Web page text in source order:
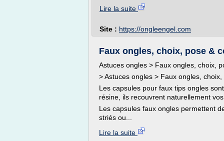
Lire la suite
Site : https://ongleengel.com
Faux ongles, choix, pose &
Astuces ongles > Faux ongles, choix,
> Astuces ongles > Faux ongles,
Les capsules pour faux tips ongles
résine, ils recouvrent naturellement
Les capsules faux ongles permettent
striés ou...
Lire la suite